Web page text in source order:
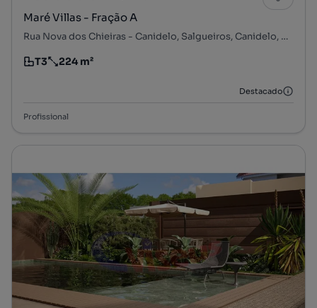
Maré Villas - Fração A
Rua Nova dos Chieiras - Canidelo, Salgueiros, Canidelo, Vila Nova de Gaia, Porto
Tipologia
T3
Preço por metro quadrado
224 m²
Destacado
Profissional